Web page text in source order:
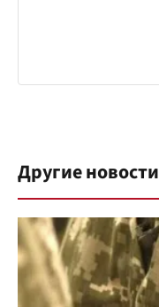
Другие новости